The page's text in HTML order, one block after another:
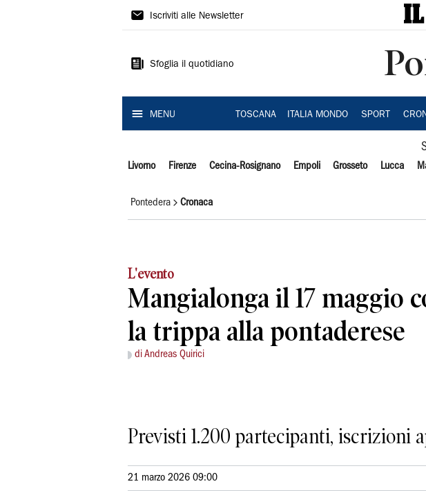
Il
Iscriviti alle Newsletter
Sfoglia il quotidiano
MENU TOSCANA ITALIA MONDO SPORT
Livorno Firenze Cecina-Rosignano Empoli Grosseto Lucca
Pontedera Cronaca
L'evento
Mangialonga il 17 maggio
la trippa alla pontaderese
di Andreas Quirici
Previsti 1.200 partecipanti, iscrizioni
21 marzo 2026 09:00